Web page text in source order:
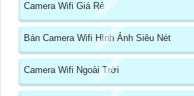
Camera Wifi Giá Rẻ
Bán Camera Wifi Hình Ảnh Siêu Nét
Camera Wifi Ngoài Trời